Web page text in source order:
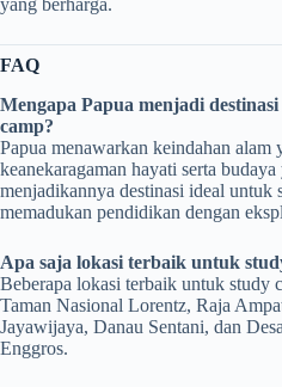
yang berharga.
FAQ
Mengapa Papua menjadi
camp?
Papua menawarkan keindahan alam
keanekaragaman hayati serta
menjadikannya destinasi ideal untuk
memadukan pendidikan dengan
Apa saja lokasi terbaik untuk
Beberapa lokasi terbaik untuk study
Taman Nasional Lorentz, Raja
Jayawijaya, Danau Sentani, dan
Enggros.